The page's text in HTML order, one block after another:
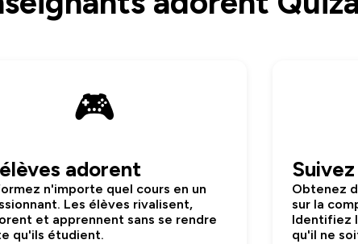
🎮
adorent
n'importe quel cours en un
Les élèves rivalisent,
et apprennent sans se rendre
qu'ils étudient.
Obtenez
sur la
Identifiez
qu'il ne